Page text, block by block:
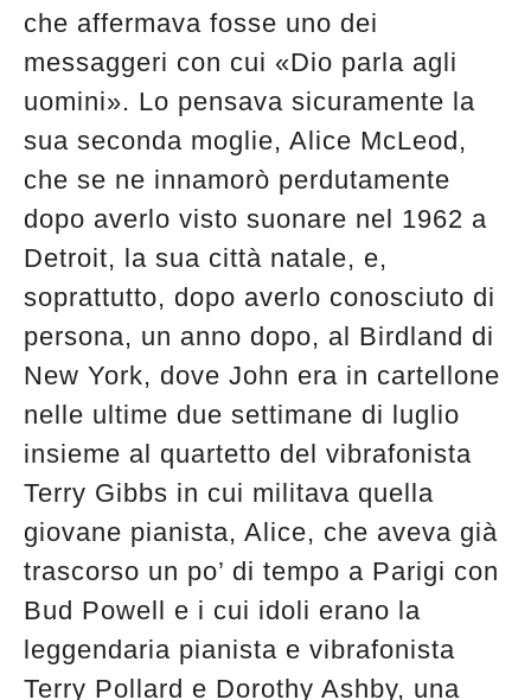
che affermava fosse uno dei
messaggeri con cui «Dio parla agli
uomini». Lo pensava sicuramente la
sua seconda moglie, Alice McLeod,
che se ne innamorò perdutamente
dopo averlo visto suonare nel 1962 a
Detroit, la sua città natale, e,
soprattutto, dopo averlo conosciuto di
persona, un anno dopo, al Birdland di
New York, dove John era in cartellone
nelle ultime due settimane di luglio
insieme al quartetto del vibrafonista
Terry Gibbs in cui militava quella
giovane pianista, Alice, che aveva già
trascorso un po’ di tempo a Parigi con
Bud Powell e i cui idoli erano la
leggendaria pianista e vibrafonista
Terry Pollard e Dorothy Ashby, una